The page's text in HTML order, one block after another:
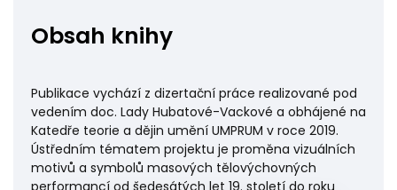
Obsah knihy
Publikace vychází z dizertační práce realizované pod
vedením doc. Lady Hubatové-Vackové a obhájené na
Katedře teorie a dějin umění UMPRUM v roce 2019.
Ústředním tématem projektu je proměna vizuálních
motivů a symbolů masových tělovýchovných